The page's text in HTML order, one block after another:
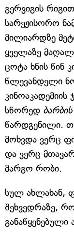
გერვიგის
სარეჟისორო
მილიარდზე
ყველაზე
ცოტა ხნის წინ
წლევანდელი
სწორედ ბარბის
წარდგენილი.
მოხვდა ვერც
და ვერც
მარგო რობი.
სულ ახლახან,
შეხვედრაზე,
განაწყენებული